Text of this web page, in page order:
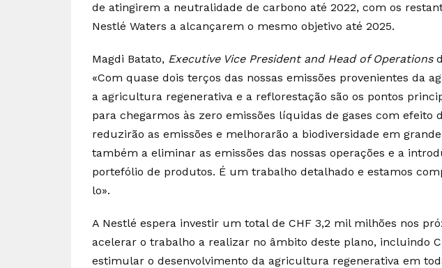
de atingirem a neutralidade de carbono até 2022, com os
Nestlé Waters a alcançarem o mesmo objetivo até 2025.
Magdi Batato, Executive Vice President and Head of Operations
«Com quase dois terços das nossas emissões provenientes da
a agricultura regenerativa e a reflorestação são os pontos
para chegarmos às zero emissões líquidas de gases com efeito
reduzirão as emissões e melhorarão a biodiversidade em
também a eliminar as emissões das nossas operações e a
portefólio de produtos. É um trabalho detalhado e estamos
lo».
A Nestlé espera investir um total de CHF 3,2 mil milhões nos
acelerar o trabalho a realizar no âmbito deste plano, incluindo
estimular o desenvolvimento da agricultura regenerativa em